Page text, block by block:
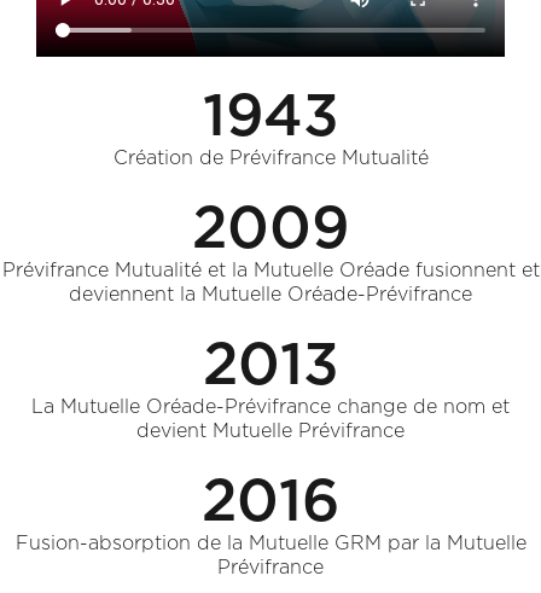
1943
Création de Prévifrance Mutualité
2009
Prévifrance Mutualité et la Mutuelle Oréade fusionnent et
deviennent la Mutuelle Oréade-Prévifrance
2013
La Mutuelle Oréade-Prévifrance change de nom et
devient Mutuelle Prévifrance
2016
Fusion-absorption de la Mutuelle GRM par la Mutuelle
Prévifrance